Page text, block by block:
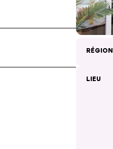
RÉGION
LIEU